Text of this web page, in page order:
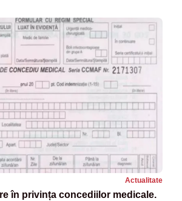
Actualitate
în privința concediilor medicale.